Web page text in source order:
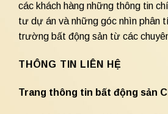
các khách hàng những thông tin
tư dự án và những góc nhìn phân
trường bất động sản từ các
THÔNG TIN LIÊN HỆ
Trang thông tin bất động sản